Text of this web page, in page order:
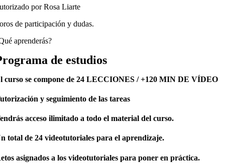
por Rosa Liarte
de participación y dudas.
aprenderás?
de estudios
curso se compone de 24 LECCIONES / +120 MIN DE VÍDEO
y seguimiento de las tareas
acceso ilimitado a todo el material del curso.
total de 24 videotutoriales para el aprendizaje.
asignados a los videotutoriales para poner en práctica.